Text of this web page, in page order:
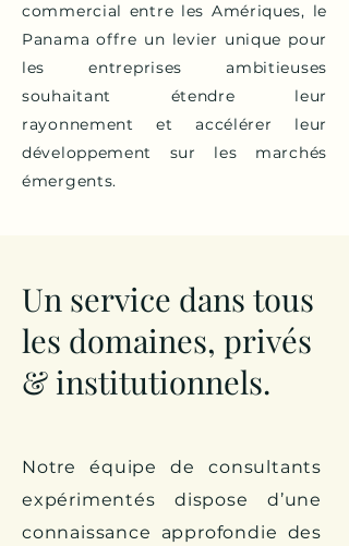
commercial entre les Amériques, le
Panama offre un levier unique pour
les entreprises ambitieuses
souhaitant étendre leur
rayonnement et accélérer leur
développement sur les marchés
émergents.
Un service dans tous
les domaines, privés
& institutionnels.
Notre équipe de consultants
expérimentés dispose d’une
connaissance approfondie des